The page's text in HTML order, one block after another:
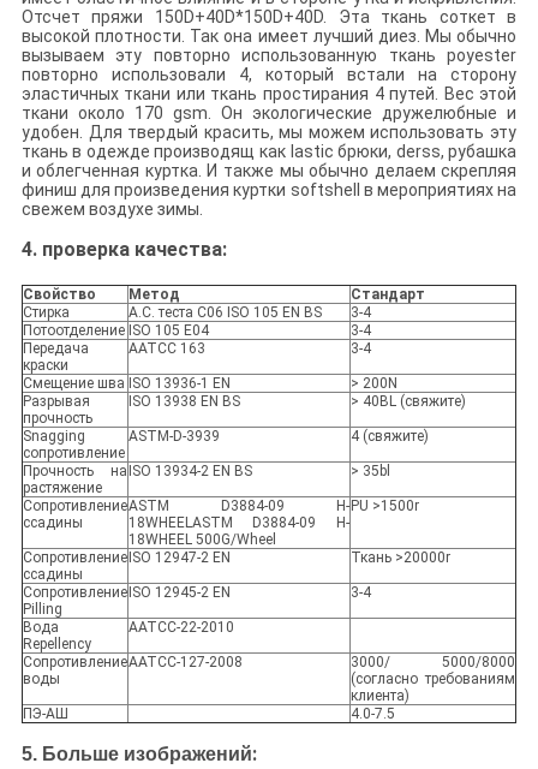
Отсчет пряжи 150D+40D*150D+40D. Эта ткань соткет в
высокой плотности. Так она имеет лучший диез. Мы обычно
вызываем эту повторно использованную ткань poyester
повторно использовали 4, который встали на сторону
эластичных ткани или ткань простирания 4 путей. Вес этой
ткани около 170 gsm. Он экологические дружелюбные и
удобен. Для твердый красить, мы можем использовать эту
ткань в одежде производящ как lastic брюки, derss, рубашка
и облегченная куртка. И также мы обычно делаем скрепляя
финиш для произведения куртки softshell в мероприятиях на
свежем воздухе зимы.
4. проверка качества:
Свойство Метод
Стандарт
Стирка
A.C. теста C06 ISO 105 EN BS
3-4
Потоотделение ISO 105 E04
3-4
Передача
краски
AATCC 163 3-4
Смещение шва ISO 13936-1 EN
> 200N
Разрывая
прочность
ISO 13938 EN BS > 40BL (свяжите)
Snagging
сопротивление
ASTM-D-3939 4 (свяжите)
Прочность на
растяжение
ISO 13934-2 EN BS > 35bl
Сопротивление
ссадины
ASTM D3884-09 H-
18WHEELASTM D3884-09 H-
18WHEEL 500G/Wheel
PU >1500r
Сопротивление
ссадины
ISO 12947-2 EN Ткань >20000r
Сопротивление
Pilling
ISO 12945-2 EN 3-4
Вода
Repellency
AATCC-22-2010
Сопротивление
воды
AATCC-127-2008
3000/ 5000/8000
(согласно требованиям
клиента)
ПЭ-АШ
4.0-7.5
5. Больше изображений: